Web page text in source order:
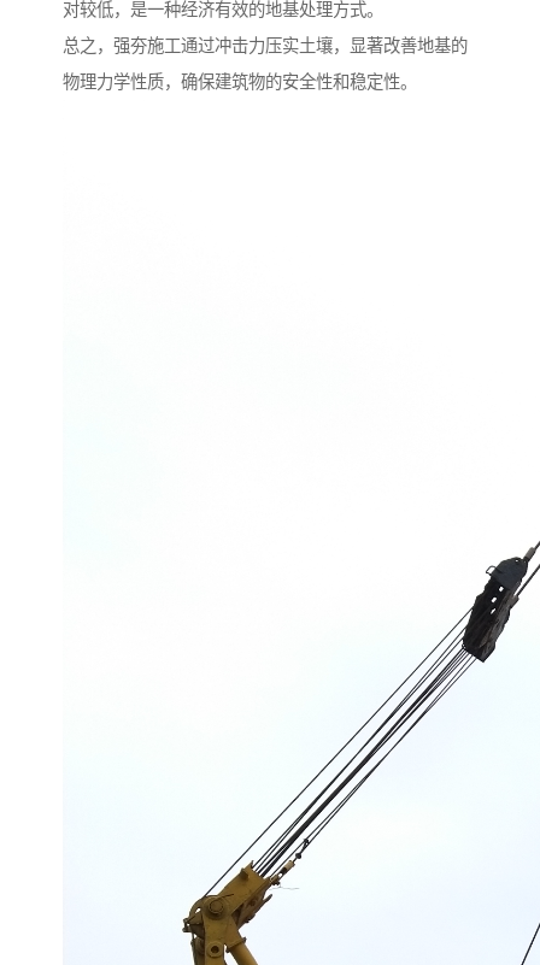
对较低，是一种经济有效的地基处理方式。
总之，强夯施工通过冲击力压实土壤，显著改善地基的
物理力学性质，确保建筑物的安全性和稳定性。